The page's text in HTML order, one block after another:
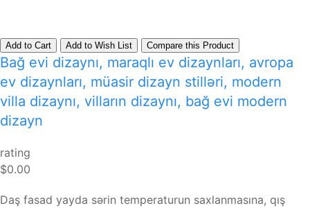
Add to Cart Add to Wish List Compare this Product
Bağ evi dizaynı, maraqlı ev dizaynları, avropa
ev dizaynları, müasir dizayn stilləri, modern
villa dizaynı, vilların dizaynı, bağ evi modern
dizayn
rating
$0.00
Daş fasad yayda sərin temperaturun saxlanmasına, qış